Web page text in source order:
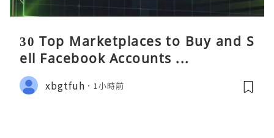
30 Top Marketplaces to Buy and S
ell Facebook Accounts ...
xbgtfuh 1小時前